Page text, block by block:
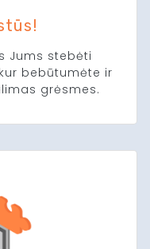
Jums stebėti
bebūtumėte ir
grėsmes.